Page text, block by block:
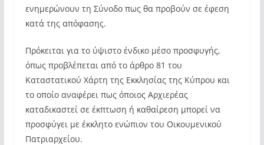
ενημερώνουν τη Σύνοδο πως θα προβούν σε έφεση
κατά της απόφασης.
Πρόκειται για το ύψιστο ένδικο μέσο προσφυγής,
όπως προβλέπεται από το άρθρο 81 του
Καταστατικού Χάρτη της Εκκλησίας της Κύπρου και
το οποίο αναφέρει πως όποιος Αρχιερέας
καταδικαστεί σε έκπτωση ή καθαίρεση μπορεί να
προσφύγει με έκκλητο ενώπιον του Οικουμενικού
Πατριαρχείου.